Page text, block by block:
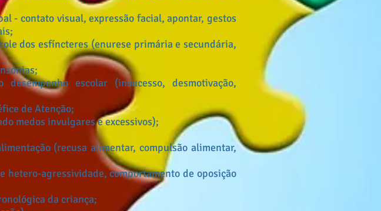
- contato visual, expressão facial, apontar, gestos
dos esfíncteres (enurese primária e secundária,
escolar (insucesso, desmotivação,
de Atenção;
medos invulgares e excessivos);
(recusa alimentar, compulsão alimentar,
hetero-agressividade, comportamento de oposição
da criança;